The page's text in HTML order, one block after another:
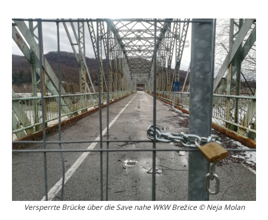
Versperrte Brücke über die Save nahe WKW Brežice © Neja Molan